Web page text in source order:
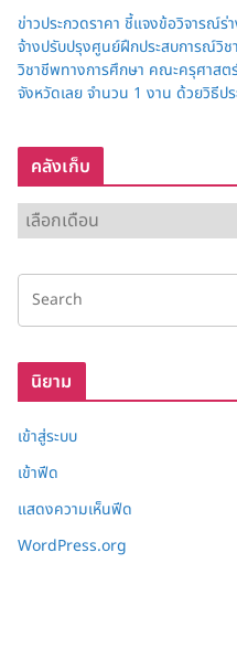
ข่าวประกวดราคา ชี้แจงข้อวิจารณ์ร่
จ้างปรับปรุงศูนย์ฝึกประสบการณ์วิ
วิชาชีพทางการศึกษา คณะครุศาสต
จังหวัดเลย จำนวน 1 งาน ด้วยวิธี
คลังเก็บ
ลั
ง
ก็
นิยาม
เข้าสู่ระบบ
เข้าฟีด
แสดงความเห็นฟีด
WordPress.org